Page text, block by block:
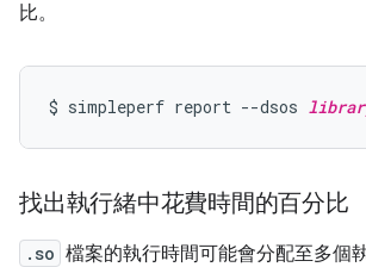
比。
$ simpleperf report --dsos
找出執行緒中花費時間的百分比
.so 檔案的執行時間可能會分配至多個